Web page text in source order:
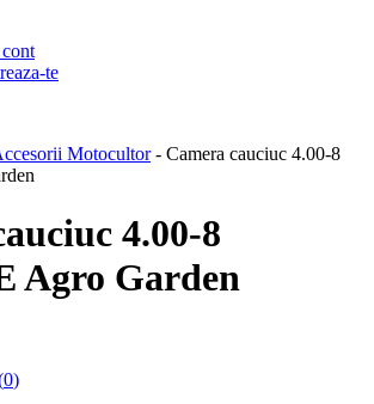
te
Motocultor- Camera cauciuc 4.00-8
4.00-8
Agro Garden
0)